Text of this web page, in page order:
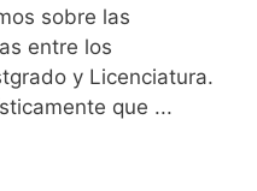
sobre las
entre los
y Licenciatura.
que ...